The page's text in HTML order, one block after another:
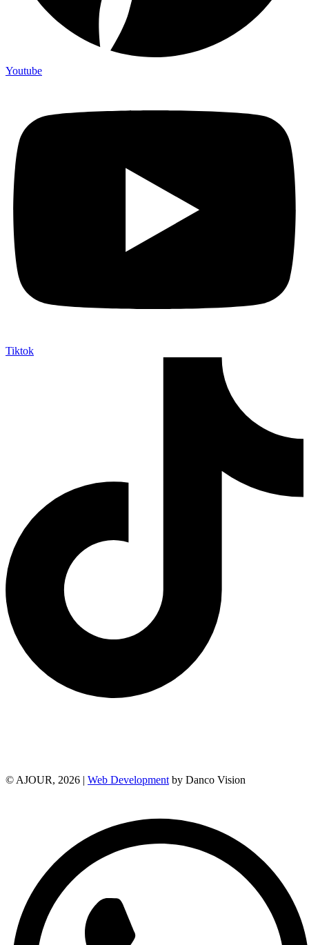
Youtube
Tiktok
© AJOUR, 2026 | Web Development by Danco Vision